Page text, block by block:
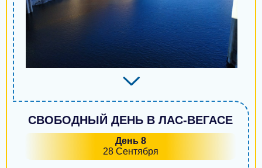
СВОБОДНЫЙ ДЕНЬ В ЛАС-ВЕГАСЕ
День 8
28 Сентября